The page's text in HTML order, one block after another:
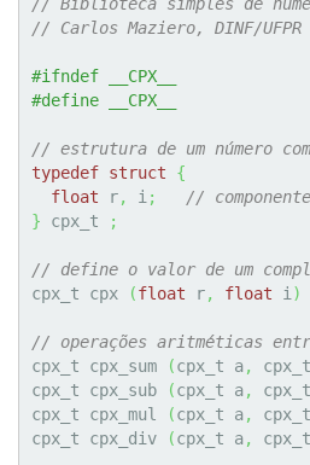
// Carlos Maziero, DINF/UFPR
#ifndef __CPX__
#define __CPX__
// estrutura de um número
typedef struct
{
float r, i ;
//
} cpx_t ;
// define o valor de um
cpx_t cpx
(float r, float i )
// operações aritméticas
cpx_t cpx_sum
(cpx_t a,
cpx_t cpx_sub
(cpx_t a,
cpx_t cpx_mul
(cpx_t a,
cpx_t cpx_div
(cpx_t a,